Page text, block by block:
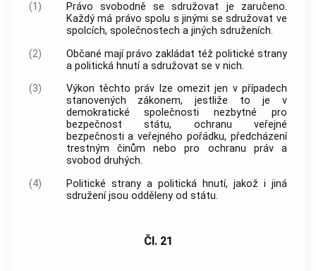
(1)
Právo svobodně se sdružovat je zaručeno.
Každý má právo spolu s jinými se sdružovat ve
spolcích, společnostech a jiných sdruženích.
(2)
Občané mají právo zakládat též politické strany
a politická hnutí a sdružovat se v nich.
(3)
Výkon těchto práv lze omezit jen v případech
stanovených zákonem, jestliže to je v
demokratické společnosti nezbytné pro
bezpečnost státu, ochranu veřejné
bezpečnosti a veřejného pořádku, předcházení
trestným činům nebo pro ochranu práv a
svobod druhých.
(4)
Politické strany a politická hnutí, jakož i jiná
sdružení jsou odděleny od státu.
Čl. 21